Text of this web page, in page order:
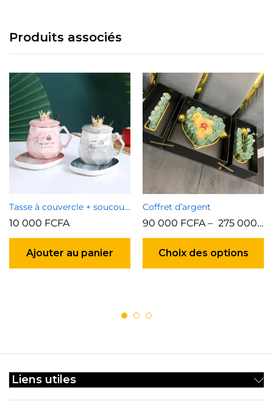
Produits associés
Tasse à couvercle + soucoupe
10 000 FCFA
Ajouter au panier
Coffret d’argent
90 000 FCFA– 275 000
Choix des options
Liens utiles